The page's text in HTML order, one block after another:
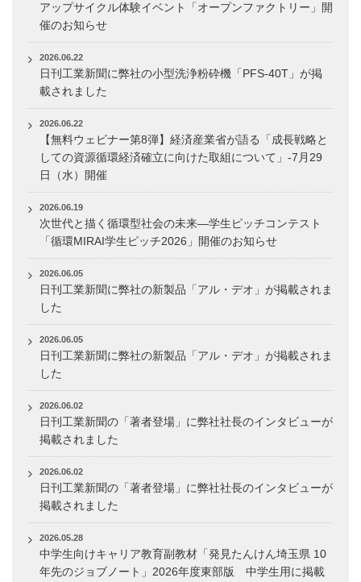
アップサイクル体験イベント「オープンファクトリー」開
催のお知らせ
2026.06.22
日刊工業新聞に弊社の小型洗浄粉砕機「PFS-40T」が掲
載されました
2026.06.22
【無料ウェビナー第8弾】経済産業省が語る「成長戦略と
しての資源循環経済確立に向けた取組について」-7月29
日（水）開催
2026.06.19
次世代と描く循環型社会の未来―学生ピッチコンテスト
「循環MIRAI学生ピッチ2026」開催のお知らせ
2026.06.05
日刊工業新聞に弊社の新製品「アル・デオ」が掲載されま
した
2026.06.05
日刊工業新聞に弊社の新製品「アル・デオ」が掲載されま
した
2026.06.02
日刊工業新聞の「著者登場」に弊社社長のインタビューが
掲載されました
2026.06.02
日刊工業新聞の「著者登場」に弊社社長のインタビューが
掲載されました
2026.05.28
中学生向けキャリア教育副教材「発見たんけん埼玉県 10
年先のジョブノート」2026年度東部版 中学生用に掲載